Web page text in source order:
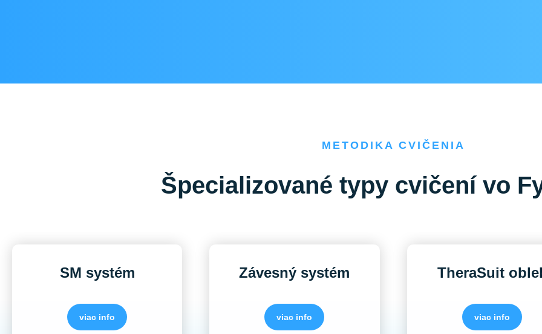
METODIKA CVIČENIA
Špecializované typy cvičení vo
SM systém
viac info
Závesný systém
viac info
TheraSuit
viac info